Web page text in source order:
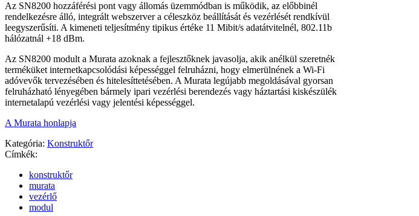
Az SN8200 hozzáférési pont vagy állomás üzemmódban is működik, az előbbinél
rendelkezésre álló, integrált webszerver a céleszköz beállítását és vezérlését rendkívül
leegyszerűsíti. A kimeneti teljesítmény tipikus értéke 11 Mibit/s adatátvitelnél, 802.11b
hálózatnál +18 dBm.
Az SN8200 modult a Murata azoknak a fejlesztőknek javasolja, akik anélkül szeretnék
terméküket internetkapcsolódási képességgel felruházni, hogy elmerülnének a Wi-Fi
adóvevők tervezésében és hitelesíttetésében. A Murata legújabb megoldásával gyorsan
felruházható lényegében bármely ipari vezérlési berendezés vagy háztartási kiskészülék
internetalapú vezérlési vagy jelentési képességgel.
A Murata honlapja
Kategória: Konstruktőr
Címkék:
konstruktőr
murata
vezérlő
modul